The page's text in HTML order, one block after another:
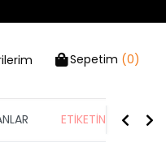
Sepetim (0)
ETİKETİN YARISI